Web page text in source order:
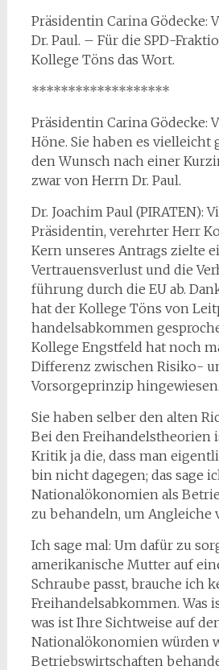
Präsidentin Carina Gödecke:
Dr. Paul. – Für die SPD-
Kollege Töns das Wort.
*******************
Präsidentin Carina Gödecke:
Höne. Sie haben es vielleicht
den Wunsch nach einer
zwar von Herrn Dr. Paul.
Dr. Joachim Paul (PIRATEN):
Präsidentin, verehrter Herr
Kern unseres Antrags zielte
Vertrauensverlust und die
führung durch die EU ab.
hat der Kollege Töns von
handelsabkommen
Kollege Engstfeld hat noch
Differenz zwischen Risiko-
Vorsorgeprinzip hingewiesen.
Sie haben selber den alten
Bei den Freihandelstheorien
Kritik ja die, dass man
bin nicht dagegen; das sage
Nationalökonomien als
zu behandeln, um Angleiche
Ich sage mal: Um dafür zu
amerikanische Mutter auf
Schraube passt, brauche ich
Freihandelsabkommen. Was
was ist Ihre Sichtweise auf
Nationalökonomien würden
Betriebswirtschaften